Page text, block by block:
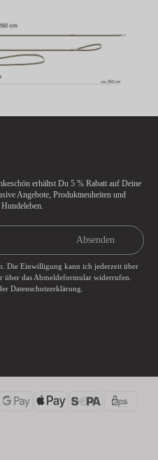
erhältst Du 5 % Rabatt auf Deine
Angebote, Produktneuheiten und
Absenden
Die Einwilligung kann ich jederzeit über
über das Abmeldeformularwiderrufen.
Datenschutzerklärung